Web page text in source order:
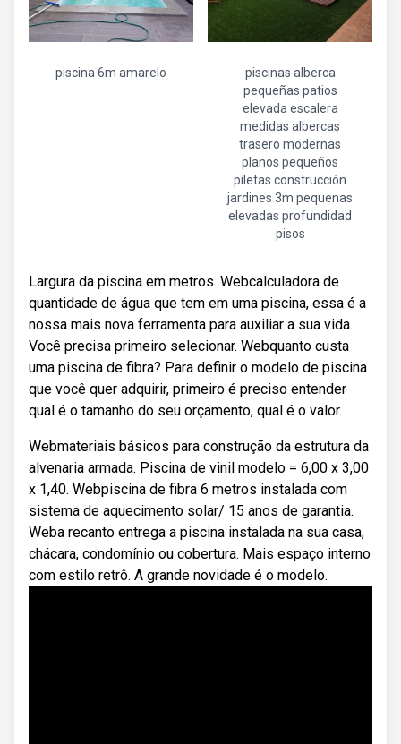
piscina 6m amarelo
piscinas alberca
pequeñas patios
elevada escalera
medidas albercas
trasero modernas
planos pequeños
piletas construcción
jardines 3m pequenas
elevadas profundidad
pisos
Largura da piscina em metros. Webcalculadora de
quantidade de água que tem em uma piscina, essa é a
nossa mais nova ferramenta para auxiliar a sua vida.
Você precisa primeiro selecionar. Webquanto custa
uma piscina de fibra? Para definir o modelo de piscina
que você quer adquirir, primeiro é preciso entender
qual é o tamanho do seu orçamento, qual é o valor.
Webmateriais básicos para construção da estrutura da
alvenaria armada. Piscina de vinil modelo = 6,00 x 3,00
x 1,40. Webpiscina de fibra 6 metros instalada com
sistema de aquecimento solar/ 15 anos de garantia.
Weba recanto entrega a piscina instalada na sua casa,
chácara, condomínio ou cobertura. Mais espaço interno
com estilo retrô. A grande novidade é o modelo.